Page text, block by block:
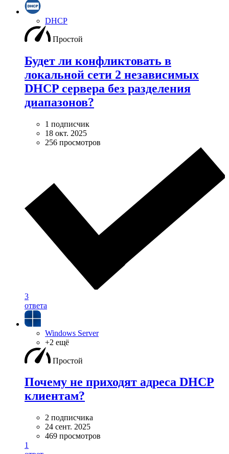
DHCP
Простой
Будет ли конфликтовать в
локальной сети 2 независимых
DHCP сервера без разделения
диапазонов?
1 подписчик
18 окт. 2025
256 просмотров
3
ответа
Windows Server
+2 ещё
Простой
Почему не приходят адреса DHCP
клиентам?
2 подписчика
24 сент. 2025
469 просмотров
1